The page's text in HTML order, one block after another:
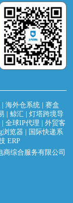
|海外仓系统 |赛盒
|鲸汇 |灯塔跨境导
|全球IP代理 |外贸客
浏览器
国际快递系
ERP
综合服务有限公司